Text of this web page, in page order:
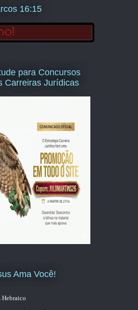
16:15
para Concursos
Carreiras Jurídicas
Ama Você!
Hebraico